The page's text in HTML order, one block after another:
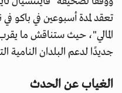
تعقد لمدة أسبوعين في باكو
جديدًا لدعم البلدان النامية
الغياب عن الحدث